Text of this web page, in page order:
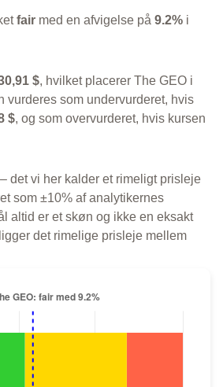
fair med en afvigelse på 9.2% i
$, hvilket placerer The GEO i
vurderes som undervurderet, hvis
$, og som overvurderet, hvis kursen
det vi her kalder et rimeligt prisleje
som ±10% af analytikernes
altid er et skøn og ikke en eksakt
det rimelige prisleje mellem